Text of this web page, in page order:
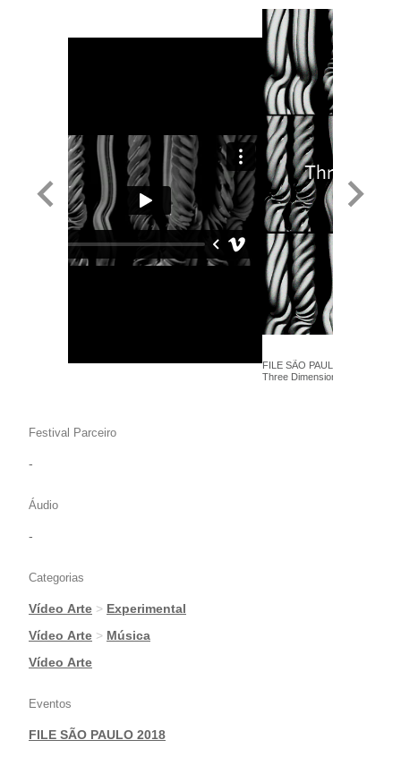
FILE SÃO PAULO 2018-
Three Dimensional - Videoarte
Festival Parceiro
-
Áudio
-
Categorias
Vídeo Arte > Experimental
|Vídeo Arte > Música
|Vídeo Arte
Eventos
FILE SÃO PAULO 2018